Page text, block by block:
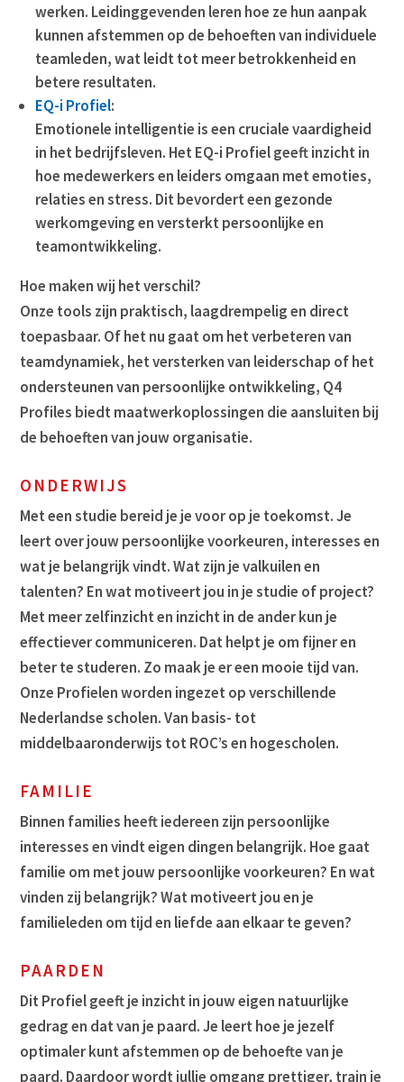
werken. Leidinggevenden leren hoe ze hun aanpak
kunnen afstemmen op de behoeften van individuele
teamleden, wat leidt tot meer betrokkenheid en
betere resultaten.
EQ-i Profiel:
Emotionele intelligentie is een cruciale vaardigheid
in het bedrijfsleven. Het EQ-i Profiel geeft inzicht in
hoe medewerkers en leiders omgaan met emoties,
relaties en stress. Dit bevordert een gezonde
werkomgeving en versterkt persoonlijke en
teamontwikkeling.
Hoe maken wij het verschil?
Onze tools zijn praktisch, laagdrempelig en direct
toepasbaar. Of het nu gaat om het verbeteren van
teamdynamiek, het versterken van leiderschap of het
ondersteunen van persoonlijke ontwikkeling, Q4
Profiles biedt maatwerkoplossingen die aansluiten bij
de behoeften van jouw organisatie.
ONDERWIJS
Met een studie bereid je je voor op je toekomst. Je
leert over jouw persoonlijke voorkeuren, interesses en
wat je belangrijk vindt. Wat zijn je valkuilen en
talenten? En wat motiveert jou in je studie of project?
Met meer zelfinzicht en inzicht in de ander kun je
effectiever communiceren. Dat helpt je om fijner en
beter te studeren. Zo maak je er een mooie tijd van.
Onze Profielen worden ingezet op verschillende
Nederlandse scholen. Van basis- tot
middelbaaronderwijs tot ROC’s en hogescholen.
FAMILIE
Binnen families heeft iedereen zijn persoonlijke
interesses en vindt eigen dingen belangrijk. Hoe gaat
familie om met jouw persoonlijke voorkeuren? En wat
vinden zij belangrijk? Wat motiveert jou en je
familieleden om tijd en liefde aan elkaar te geven?
PAARDEN
Dit Profiel geeft je inzicht in jouw eigen natuurlijke
gedrag en dat van je paard. Je leert hoe je jezelf
optimaler kunt afstemmen op de behoefte van je
paard. Daardoor wordt jullie omgang prettiger, train je